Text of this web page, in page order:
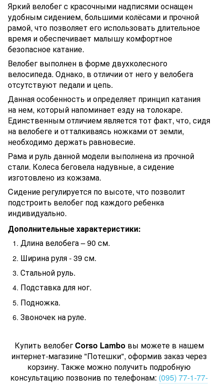
Яркий велобег с красочными надписями оснащен
удобным сидением, большими колёсами и прочной
рамой, что позволяет его использовать длительное
время и обеспечивает малышу комфортное
безопасное катание.
Велобег выполнен в форме двухколесного
велосипеда. Однако, в отличии от него у велобега
отсутствуют педали и цепь.
Данная особенность и определяет принцип катания
на нем, который напоминает езду на толокаре.
Единственным отличием является тот факт, что, сидя
на велобеге и отталкиваясь ножками от земли,
необходимо держать равновесие.
Рама и руль данной модели выполнена из прочной
стали. Колеса беговела надувные, а сидение
изготовлено из кожзама.
Cидение регулируется по высоте, что позволит
подстроить велобег под каждого ребенка
индивидуально.
Дополнительные характеристики:
Длина велобега – 90 см.
Ширина руля - 39 см.
Стальной руль.
Подставка для ног.
Подножка.
Звоночек на руле.
Купить велобегCorso Lambo вы можете в нашем
интернет-магазине "Потешки", оформив заказ через
корзину. Также можно получить подробную
консультацию позвонив по телефонам: (095) 77-1-77-